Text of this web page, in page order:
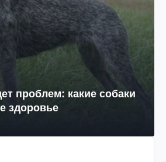
проблем: какие собаки
здоровье